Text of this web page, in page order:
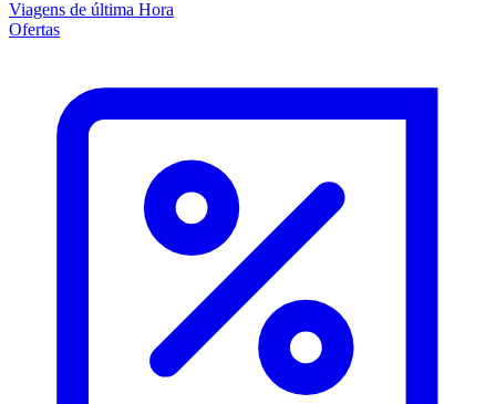
Viagens de última Hora
Ofertas